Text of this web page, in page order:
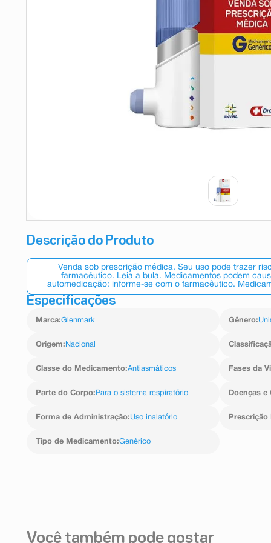
Descrição do Produto
Venda sob prescrição médica. Seu uso pode trazer
farmacêutico. Leia a bula. Medicamentos podem
automedicação: informe-se com o farmacêutico.
Especificações
Marca:Glenmark Gênero:
Origem: Nacional
Classe do Medicamento:Antiasmáticos Fases da
Parte do Corpo: Para o sistema respiratório Doenças e
Forma de Administração:Uso inalatório Prescrição
Tipo de Medicamento:Genérico
Você também pode gostar
absorvente